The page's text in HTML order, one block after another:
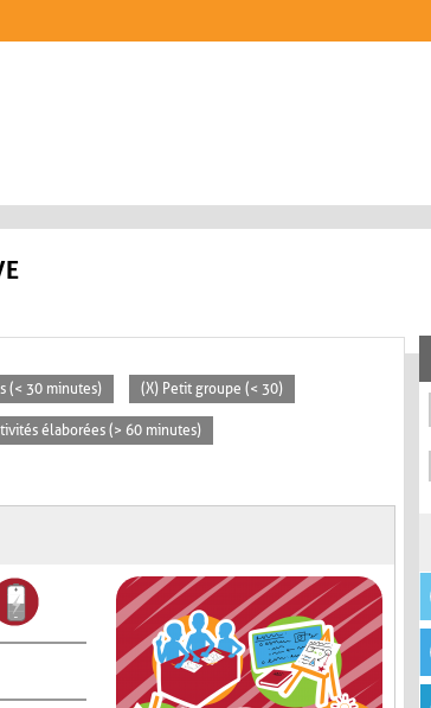
(< 30 minutes) (X) Petit groupe (< 30)
élaborées (> 60 minutes)